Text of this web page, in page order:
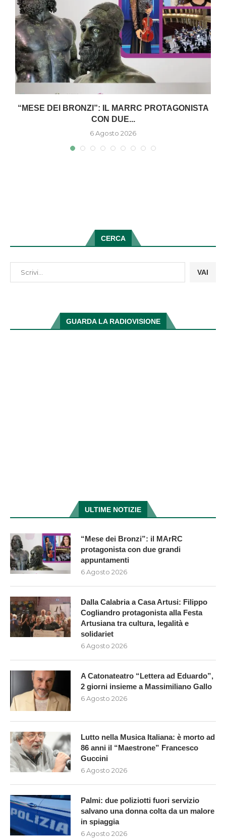
“MESE DEI BRONZI”: IL MARRC PROTAGONISTA
CON DUE...
6 Agosto 2026
CERCA
VAI
GUARDA LA RADIOVISIONE
ULTIME NOTIZIE
“Mese dei Bronzi”: il MArRC
protagonista con due grandi
appuntamenti
6 Agosto 2026
Dalla Calabria a Casa Artusi: Filippo
Cogliandro protagonista alla Festa
Artusiana tra cultura, legalità e
solidariet
6 Agosto 2026
A Catonateatro “Lettera ad Eduardo”,
2 giorni insieme a Massimiliano Gallo
6 Agosto 2026
Lutto nella Musica Italiana: è morto ad
86 anni il “Maestrone” Francesco
Guccini
6 Agosto 2026
Palmi: due poliziotti fuori servizio
salvano una donna colta da un malore
in spiaggia
6 Agosto 2026